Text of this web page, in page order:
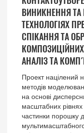
ВИНИКНЕННЯ ТА
ТЕХНОЛОГІЯХ
СПІКАННЯ ТА
КОМПОЗИЦІЙНИХ
АНАЛІЗ ТА
Проект націлений
методів
на основі
масштабних рівнях
частинки порошку